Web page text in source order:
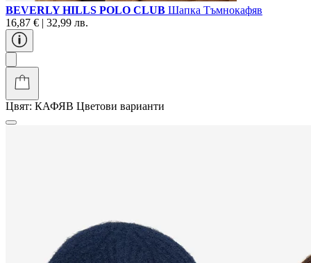
BEVERLY HILLS POLO CLUB Шапка Тъмнокафяв
16,87 € | 32,99 лв.
Цвят: КАФЯВ Цветови варианти